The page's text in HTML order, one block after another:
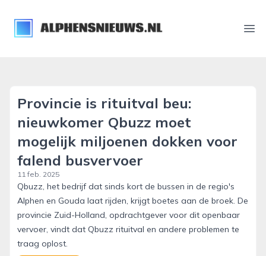
alphensnieuws.nl
Provincie is rituitval beu:
nieuwkomer Qbuzz moet
mogelijk miljoenen dokken voor
falend busvervoer
11 feb. 2025
Qbuzz, het bedrijf dat sinds kort de bussen in de regio's
Alphen en Gouda laat rijden, krijgt boetes aan de broek. De
provincie Zuid-Holland, opdrachtgever voor dit openbaar
vervoer, vindt dat Qbuzz rituitval en andere problemen te
traag oplost.